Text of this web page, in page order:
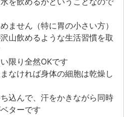
ません（特に胃の小さい方）
山飲めるような生活習慣を取
限り全然OKです
なければ身体の細胞は乾燥し
込んで、汗をかきながら同時
ターです